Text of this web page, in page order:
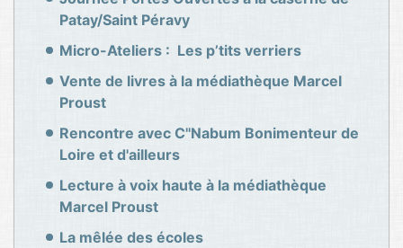
Patay/Saint Péravy
Micro-Ateliers : Les p’tits verriers
Vente de livres à la médiathèque Marcel
Proust
Rencontre avec C''Nabum Bonimenteur de
Loire et d'ailleurs
Lecture à voix haute à la médiathèque
Marcel Proust
La mêlée des écoles